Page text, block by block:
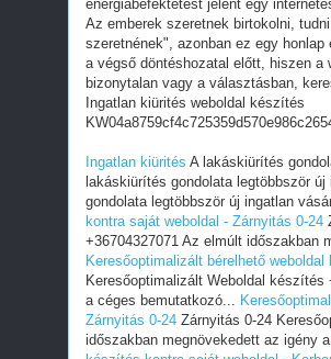
energiabefektetést jelent egy
Az emberek szeretnek birtokolni,
szeretnének", azonban ez egy
a végső döntéshozatal előtt, hiszen a
bizonytalan vagy a választásban,
Ingatlan kiürités weboldal készítés
Ingatlan kiürités A lakáskiürítés
lakáskiürítés gondolata legtöbbször
gondolata legtöbbször új ingatlan
kontra saját weboldal - Zárnyitás 0-24
+36704327071 Az elmúlt időszakban
Keresőoptimalizált bérelhető
Keresőoptimalizált Weboldal
a céges bemutatkozó...
Zárnyitás 0-24 Zárnyitás 0-24
időszakban megnövekedett az igény